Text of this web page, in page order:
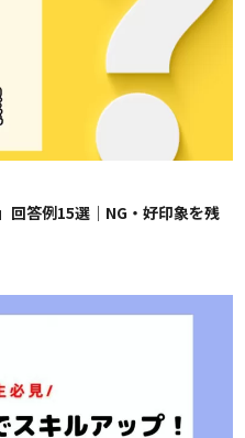
回答例15選｜NG・好印象を残